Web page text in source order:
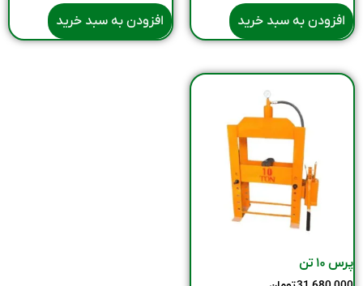
افزودن به سبد خرید افزودن به سبد خرید
پرس ۱۰ تن